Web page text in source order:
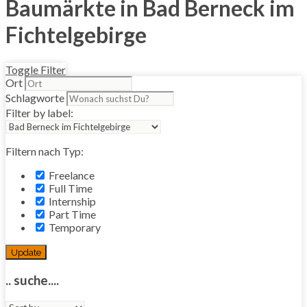
Baumärkte in Bad Berneck im
Fichtelgebirge
Toggle Filter
Ort
Schlagworte
Filter by label:
Filtern nach Typ:
Freelance
Full Time
Internship
Part Time
Temporary
Update
.. suche....